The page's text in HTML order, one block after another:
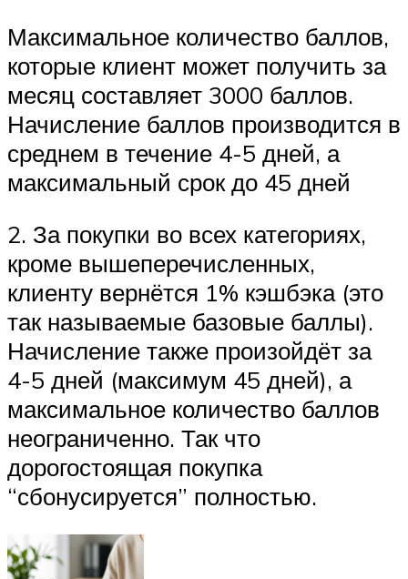
Максимальное количество баллов,
которые клиент может получить за
месяц составляет 3000 баллов.
Начисление баллов производится в
среднем в течение 4-5 дней, а
максимальный срок до 45 дней
2. За покупки во всех категориях,
кроме вышеперечисленных,
клиенту вернётся 1% кэшбэка (это
так называемые базовые баллы).
Начисление также произойдёт за
4-5 дней (максимум 45 дней), а
максимальное количество баллов
неограниченно. Так что
дорогостоящая покупка
“сбонусируется” полностью.